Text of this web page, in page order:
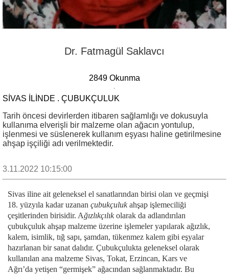
Dr. Fatmagül Saklavcı
2849 Okunma
SİVAS İLİNDE . ÇUBUKÇULUK
Tarih öncesi devirlerden itibaren sağlamlığı ve dokusuyla
kullanıma elverişli bir malzeme olan ağacın yontulup,
işlenmesi ve süslenerek kullanım eşyası haline getirilmesine
ahşap işçiliği adı verilmektedir.
3.11.2022 10:15:00
Sivas iline ait geleneksel el sanatlarından birisi olan ve geçmişi
18. yüzyıla kadar uzanan çubukçulukahşap işlemeciliği
çeşitlerinden birisidir. Ağızlıkçılıkolarak da adlandırılan
çubukçuluk ahşap malzeme üzerine işlemeler yapılarak ağızlık,
kalem, isimlik, tığ sapı, şamdan, tükenmez kalem gibi eşyalar
hazırlanan bir sanat dalıdır. Çubukçulukta geleneksel olarak
kullanılan ana malzeme Sivas, Tokat, Erzincan, Kars ve
Ağrı’da yetişen “germişek” ağacından sağlanmaktadır. Bu